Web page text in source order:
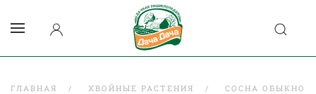
ГЛАВНАЯ ХВОЙНЫЕ РАСТЕНИЯ СОСНА